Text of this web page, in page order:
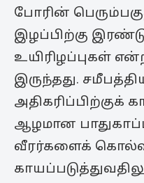
போரின்
இழப்பிற்கு
உயிரிழப்புகள்
இருந்தது.
ஆழமான
வீரர்களைக்